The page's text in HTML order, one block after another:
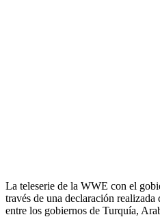
La teleserie de la WWE con el
través de una declaración
entre los gobiernos de Turquía,